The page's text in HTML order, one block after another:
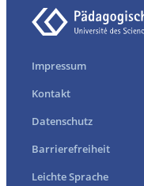
Impressum
Kontakt
Datenschutz
Barrierefreiheit
Leichte Sprache